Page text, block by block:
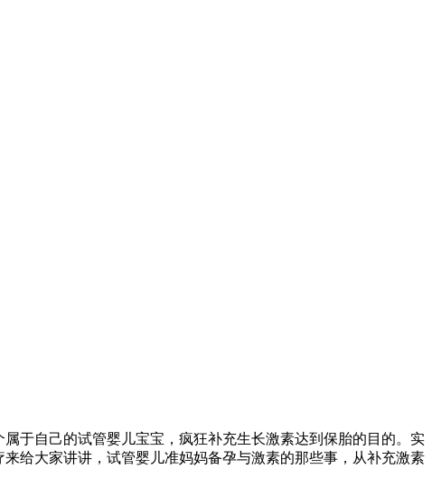
于自己的试管婴儿宝宝，疯狂补充生长激素达到保胎的目的。实
给大家讲讲，试管婴儿准妈妈备孕与激素的那些事，从补充激素